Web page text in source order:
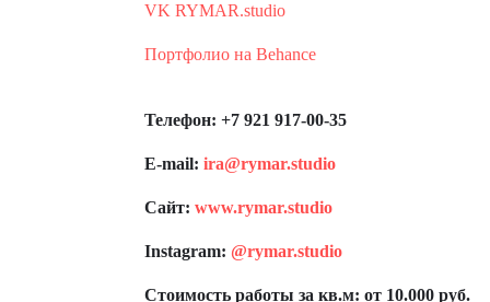
VK RYMAR.studio
Портфолио на Behance
Телефон: +7 921 917-00-35
E-mail: ira@rymar.studio
Сайт: www.rymar.studio
Instagram: @rymar.studio
Стоимость работы за кв.м: от 10.000 руб.